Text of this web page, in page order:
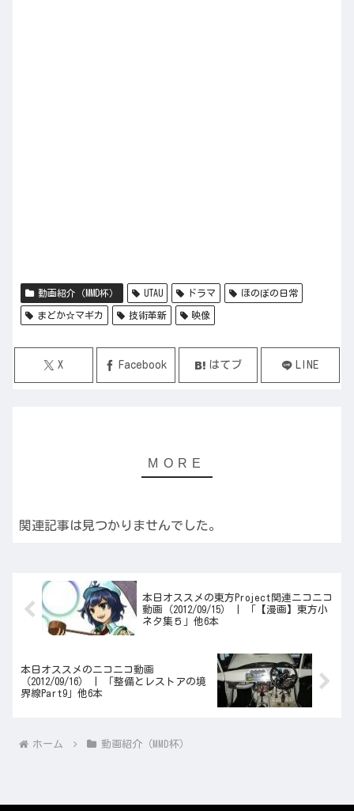
動画紹介（MMD杯） UTAU ドラマ ほのぼの日常
まどか☆マギカ 技術革新 映像
X Facebook はてブ LINE
関連記事は見つかりませんでした。
本日オススメの東方Project関連ニコニコ
動画（2012/09/15） | 「【漫画】東方小
ネタ集５」他6本
本日オススメのニコニコ動画
（2012/09/16） | 「整備とレストアの境
界線Part9」他6本
ホーム 動画紹介（MMD杯）